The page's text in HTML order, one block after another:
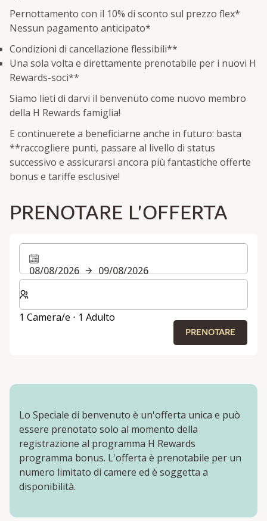
Pernottamento con il 10% di sconto sul prezzo flex*
Nessun pagamento anticipato*
Condizioni di cancellazione flessibili**
Una sola volta e direttamente prenotabile per i nuovi H
Rewards-soci**
Siamo lieti di darvi il benvenuto come nuovo membro
della H Rewards famiglia!
E continuerete a beneficiarne anche in futuro: basta
**raccogliere punti, passare al livello di status
successivo e assicurarsi ancora più fantastiche offerte
bonus e tariffe esclusive!
PRENOTARE L'OFFERTA
08/08/2026
09/08/2026
Selezionare il numero di camere e di ospiti per il
1 Camera/e ⋅ 1 Adulto
PRENOTARE
Lo Speciale di benvenuto è un'offerta unica e può
essere prenotato solo al momento della
registrazione al programma H Rewards
programma bonus. L'offerta è prenotabile per un
numero limitato di camere ed è soggetta a
disponibilità.